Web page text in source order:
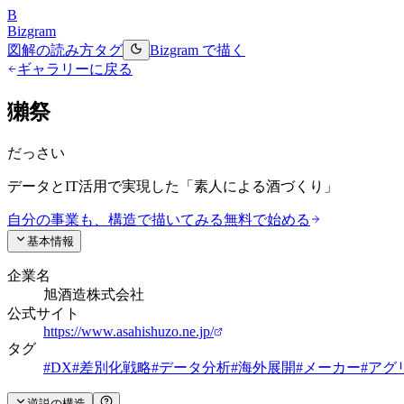
B
Bizgram
図解の読み方タグ
Bizgram で描く
ギャラリーに戻る
獺祭
だっさい
データとIT活用で実現した「素人による酒づくり」
自分の事業も、構造で描いてみる無料で始める
基本情報
企業名
旭酒造株式会社
公式サイト
https://www.asahishuzo.ne.jp/
タグ
#DX#差別化戦略#データ分析#海外展開# メーカー#アグ